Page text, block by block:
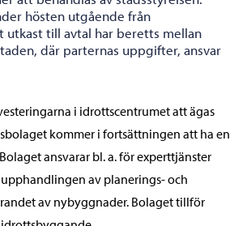
hösten utgående från
utkast till avtal har beretts mellan
där parternas uppgifter, ansvar
i idrottscentrumet att ägas
kommer i fortsättningen att ha en
ansvarar bl. a. för experttjänster
av planerings- och
av nybyggnader. Bolaget tillför